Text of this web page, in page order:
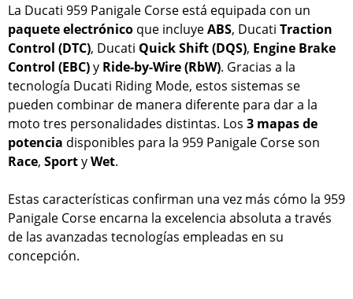
La Ducati 959 Panigale Corse está equipada con un
paquete electrónico que incluyeABS, Ducati Traction
Control (DTC), Ducati Quick Shift (DQS), Engine Brake
Control (EBC)y Ride-by-Wire (RbW). Gracias a la
tecnología Ducati Riding Mode, estos sistemas se
pueden combinar de manera diferente para dar a la
moto tres personalidades distintas. Los 3 mapas de
potencia disponibles para la 959 Panigale Corse son
Race, SportyWet.
Estas características confirman una vez más cómo la 959
Panigale Corse encarna la excelencia absoluta a través
de las avanzadas tecnologías empleadas en su
concepción.